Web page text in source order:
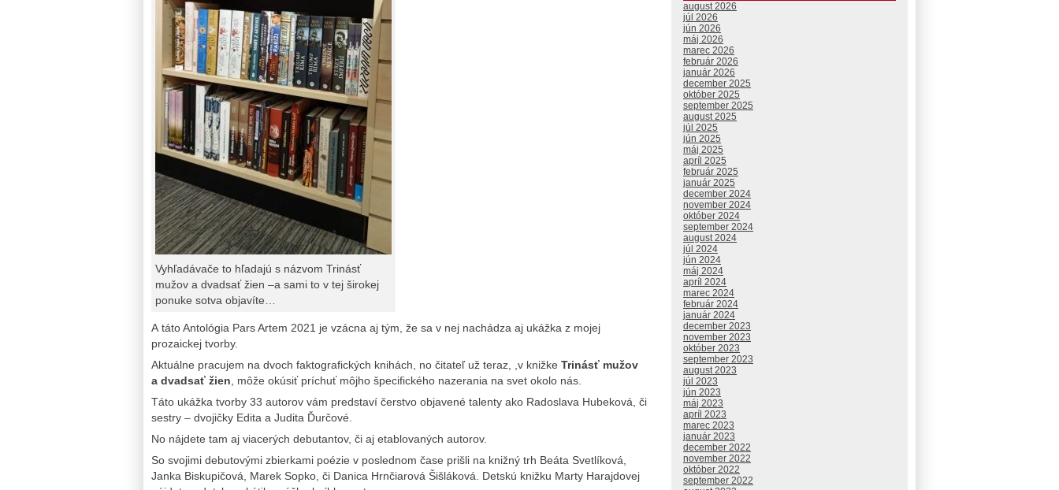
Vyhľadávače to hľadajú s názvom Trinásť
mužov a dvadsať žien –a sami to v tej širokej
ponuke sotva objavíte…
A táto Antológia Pars Artem 2021 je vzácna aj tým, že sa v nej nachádza aj ukážka z mojej
prozaickej tvorby.
Aktuálne pracujem na dvoch faktografických knihách, no čitateľ už teraz, ,v knižke Trinásť mužov
a dvadsať žien , môže okúsiť príchuť môjho špecifického nazerania na svet okolo nás.
Táto ukážka tvorby 33 autorov vám predstaví čerstvo objavené talenty ako Radoslava Hubeková, či
sestry – dvojičky Edita a Judita Ďurčové.
No nájdete tam aj viacerých debutantov, či aj etablovaných autorov.
So svojimi debutovými zbierkami poézie v poslednom čase prišli na knižný trh Beáta Svetlíková,
Janka Biskupičová, Marek Sopko, či Danica Hrnčiarová Šišláková. Detskú knižku Marty Harajdovej
august 2026
júl 2026
jún 2026
máj 2026
marec 2026
február 2026
január 2026
december 2025
október 2025
september 2025
august 2025
júl 2025
jún 2025
máj 2025
apríl 2025
február 2025
január 2025
december 2024
november 2024
október 2024
september 2024
august 2024
júl 2024
jún 2024
máj 2024
apríl 2024
marec 2024
február 2024
január 2024
december 2023
november 2023
október 2023
september 2023
august 2023
júl 2023
jún 2023
máj 2023
apríl 2023
marec 2023
január 2023
december 2022
november 2022
október 2022
september 2022